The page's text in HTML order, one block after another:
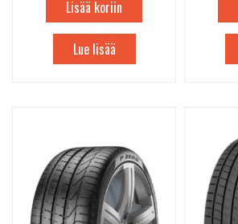
Lisää koriin
Lue lisää